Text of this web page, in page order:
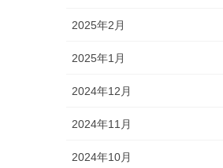
2025年2月
2025年1月
2024年12月
2024年11月
2024年10月